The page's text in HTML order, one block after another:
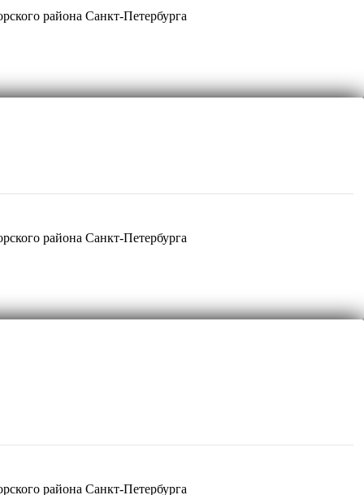
района Санкт-Петербурга
района Санкт-Петербурга
района Санкт-Петербурга